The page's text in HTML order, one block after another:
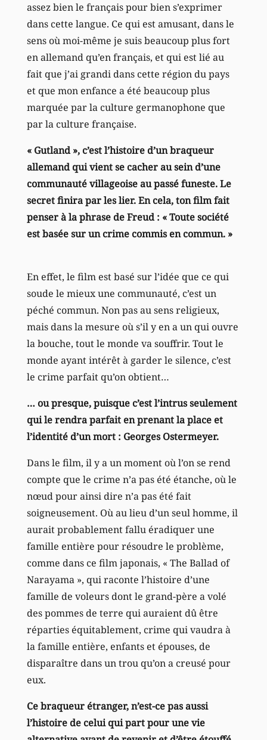
assez bien le français pour bien s’exprimer
dans cette langue. Ce qui est amusant, dans le
sens où moi-même je suis beaucoup plus fort
en allemand qu’en français, et qui est lié au
fait que j’ai grandi dans cette région du pays
et que mon enfance a été beaucoup plus
marquée par la culture germanophone que
par la culture française.
« Gutland », c’est l’histoire d’un braqueur
allemand qui vient se cacher au sein d’une
communauté villageoise au passé funeste. Le
secret finira par les lier. En cela, ton film fait
penser à la phrase de Freud : « Toute société
est basée sur un crime commis en commun. »
En effet, le film est basé sur l’idée que ce qui
soude le mieux une communauté, c’est un
péché commun. Non pas au sens religieux,
mais dans la mesure où s’il y en a un qui ouvre
la bouche, tout le monde va souffrir. Tout le
monde ayant intérêt à garder le silence, c’est
le crime parfait qu’on obtient…
… ou presque, puisque c’est l’intrus seulement
qui le rendra parfait en prenant la place et
l’identité d’un mort : Georges Ostermeyer.
Dans le film, il y a un moment où l’on se rend
compte que le crime n’a pas été étanche, où le
nœud pour ainsi dire n’a pas été fait
soigneusement. Où au lieu d’un seul homme, il
aurait probablement fallu éradiquer une
famille entière pour résoudre le problème,
comme dans ce film japonais, « The Ballad of
Narayama », qui raconte l’histoire d’une
famille de voleurs dont le grand-père a volé
des pommes de terre qui auraient dû être
réparties équitablement, crime qui vaudra à
la famille entière, enfants et épouses, de
disparaître dans un trou qu’on a creusé pour
eux.
Ce braqueur étranger, n’est-ce pas aussi
l’histoire de celui qui part pour une vie